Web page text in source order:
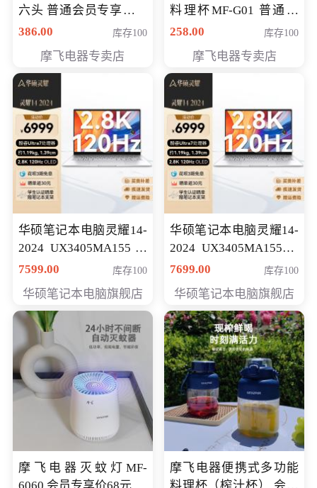
六头 普通会员专享价格
199元
386.00 库存100
摩飞电器专卖店
料理杯MF-G01 普通会
员专享价格118元
258.00 库存100
摩飞电器专卖店
华硕笔记本电脑灵耀14-
2024 UX3405MA155冰
川银 oled 智慧轻薄本 会
7599.00 库存100
华硕笔记本电脑旗舰店
华硕笔记本电脑灵耀14-
2024 UX3405MA155夜
空蓝 oled 智慧轻薄本 会
7699.00 库存100
华硕笔记本电脑旗舰店
摩飞电器灭蚊灯MF-
摩飞电器便携式多功能